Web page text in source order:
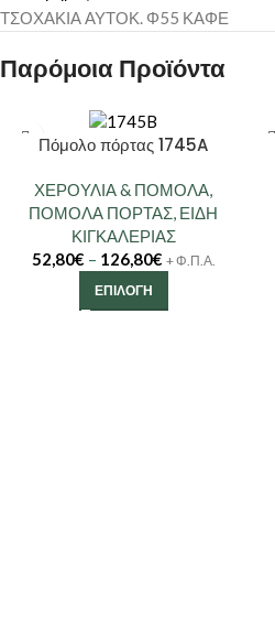
ΤΣΟΧΑΚΙΑ ΑΥΤΟΚ. Φ55 ΚΑΦΕ
Παρόμοια Προϊόντα
Πόμολο πόρτας 1745A
ΧΕΡΟΥΛΙΑ & ΠΟΜΟΛΑ
ΠΟΜΟΛΑ ΠΟΡΤΑΣ ΕΙΔΗ
ΚΙΓΚΑΛΕΡΙΑΣ
52,80€ – 126,80€ + Φ.Π.Α.
ΕΠΙΛΟΓΉ